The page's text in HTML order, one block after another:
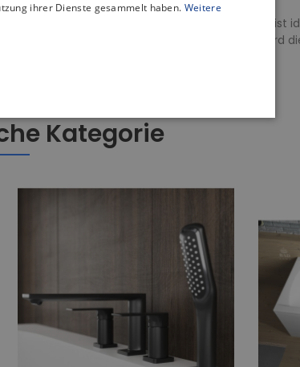
Benutzung manuell eingestellt werden. Dies ist
Verbrühungen verursacht. Auf diese Weise wird
Kategorie
ihrer Dienste gesammelt haben. Weitere